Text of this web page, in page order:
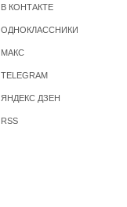
В КОНТАКТЕ
ОДНОКЛАССНИКИ
МАКС
TELEGRAM
ЯНДЕКС ДЗЕН
RSS